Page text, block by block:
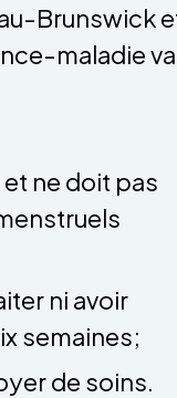
Brunswick
maladie
ne doit pas
ni avoir
semaines;
de soins.